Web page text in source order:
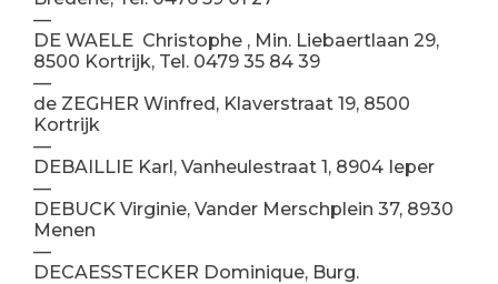
—
DE WAELE Christophe , Min. Liebaertlaan 29,
8500 Kortrijk, Tel. 0479 35 84 39
—
de ZEGHER Winfred, Klaverstraat 19, 8500
Kortrijk
—
DEBAILLIE Karl, Vanheulestraat 1, 8904 Ieper
—
DEBUCK Virginie, Vander Merschplein 37, 8930
Menen
—
DECAESSTECKER Dominique, Burg.